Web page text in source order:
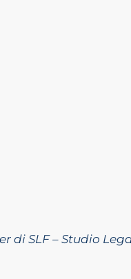
di SLF – Studio